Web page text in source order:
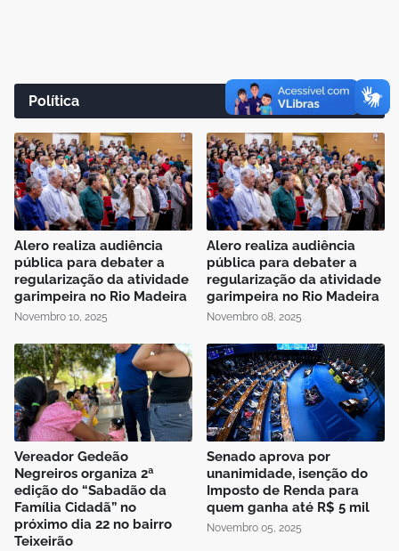
Política
Alero realiza audiência
pública para debater a
regularização da atividade
garimpeira no Rio Madeira
Novembro 10, 2025
Alero realiza audiência
pública para debater a
regularização da atividade
garimpeira no Rio Madeira
Novembro 08, 2025
Vereador Gedeão
Negreiros organiza 2ª
edição do “Sabadão da
Família Cidadã” no
próximo dia 22 no bairro
Teixeirão
Senado aprova por
unanimidade, isenção do
Imposto de Renda para
quem ganha até R$ 5 mil
Novembro 05, 2025